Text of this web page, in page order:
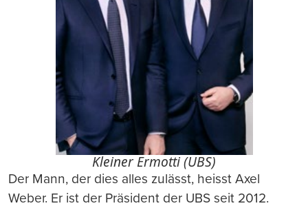
Kleiner Ermotti (UBS)
Der Mann, der dies alles zulässt, heisst Axel
Weber. Er ist der Präsident der UBS seit 2012.